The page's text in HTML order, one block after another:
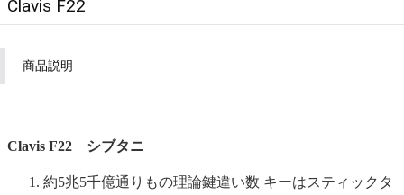
Clavis F22
商品説明
Clavis F22 シブタニ
約5兆5千億通りもの理論鍵違い数 キーはスティックタ